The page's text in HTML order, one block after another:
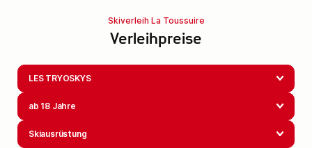
Skiverleih La Toussuire
Verleihpreise
LES TRYOSKYS
ab 18 Jahre
Skiausrüstung